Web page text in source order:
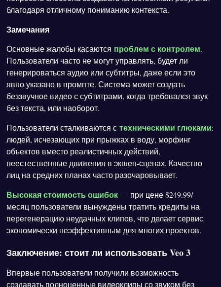
благодаря отличному пониманию контекста.
Замечания
Основные жалобы касаются проблем с контролем.
Пользователи часто не могут управлять, будет ли
генерироваться аудио или субтитры, даже если это
явно указано в промпте. Система может создать
беззвучное видео с субтитрами, когда требовался звук
без текста, или наоборот.
Пользователи сталкиваются стехническими глюками:
людей, исчезающих при прыжках в воду, морфинг
объектов вместо реалистичных действий,
неестественные движения в экшен-сценах. Качество
лиц на средних планах часто разочаровывает.
Высокая стоимость ошибок — при цене $249.99/
месяц пользователи вынуждены тратить кредиты на
перегенерацию неудачных клипов, что делает сервис
экономически неэффективным для многих проектов.
Заключение: стоит ли использовать Veo 3
Впервые пользователи получили возможность
создавать полноценные видеоклипы со звуком без